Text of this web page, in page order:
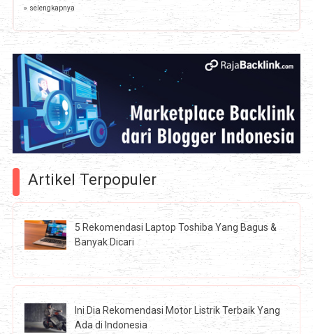
» selengkapnya
Artikel Terpopuler
5 Rekomendasi Laptop Toshiba Yang Bagus &
Banyak Dicari
Ini Dia Rekomendasi Motor Listrik Terbaik Yang
Ada di Indonesia